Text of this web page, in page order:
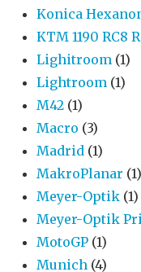
Konica
KTM 1190 RC8 R
Lighitroom (1)
Lightroom (1)
M42 (1)
Macro (3)
Madrid (1)
MakroPlanar (1)
Meyer-Optik (1)
Meyer-Optik
MotoGP (1)
Munich (4)